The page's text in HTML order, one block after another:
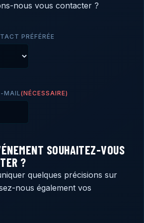
nous vous contacter ?
PRÉFÉRÉE
MAIL(NÉCESSAIRE)
SOUHAITEZ-VOUS
?
quelques précisions sur
nous également vos